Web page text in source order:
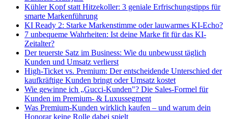
Kühler Kopf statt Hitzekoller: 3 geniale Erfrischungstipps für
smarte Markenführung
KI Ready 2: Starke Markenstimme oder lauwarmes KI-Echo?
7 unbequeme Wahrheiten: Ist deine Marke fit für das KI-
Zeitalter?
Der teuerste Satz im Business: Wie du unbewusst täglich
Kunden und Umsatz verlierst
High-Ticket vs. Premium: Der entscheidende Unterschied der
kaufkräftige Kunden bringt oder Umsatz kostet
Wie gewinne ich „Gucci-Kunden"? Die Sales-Formel für
Kunden im Premium- & Luxussegment
Was Premium-Kunden wirklich kaufen – und warum dein
Honorar keine Rolle dabei spielt